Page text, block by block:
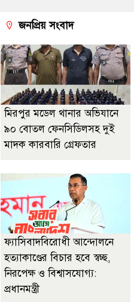
জনপ্রিয় সংবাদ
মিরপুর মডেল থানার অভিযানে
৯০ বোতল ফেনসিডিলসহ দুই
মাদক কারবারি গ্রেফতার
ফ্যাসিবাদবিরোধী আন্দোলনে
হত্যাকাণ্ডের বিচার হবে স্বচ্ছ,
নিরপেক্ষ ও বিশ্বাসযোগ্য:
প্রধানমন্ত্রী